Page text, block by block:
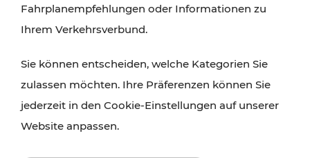
Fahrplanempfehlungen oder Informationen zu
Ihrem Verkehrsverbund.
Sie können entscheiden, welche Kategorien Sie
zulassen möchten. Ihre Präferenzen können Sie
jederzeit in den Cookie-Einstellungen auf unserer
Website anpassen.